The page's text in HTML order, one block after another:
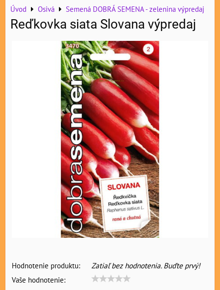
Úvod Osivá Semená DOBRÁ SEMENA - zelenina výpredaj
Reďkovka siata Slovana výpredaj
Hodnotenie produktu:
Zatiaľ bez hodnotenia. Buďte prvý!
Vaše hodnotenie: